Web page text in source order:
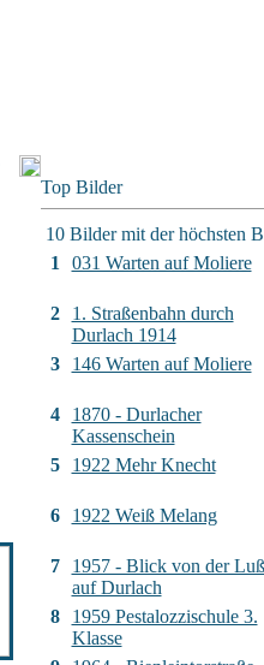
Top Bilder
10 Bilder mit der höchsten
1
031 Warten auf Moliere
2
1. Straßenbahn durch
Durlach 1914
3
146 Warten auf Moliere
4
1870 - Durlacher
Kassenschein
5
1922 Mehr Knecht
6 1922 Weiß Melang
7
1957 - Blick von der Luß
auf Durlach
8
1959 Pestalozzischule 3.
Klasse